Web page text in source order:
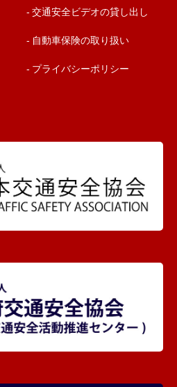
交通安全ビデオの貸し出し
自動車保険の取り扱い
プライバシーポリシー